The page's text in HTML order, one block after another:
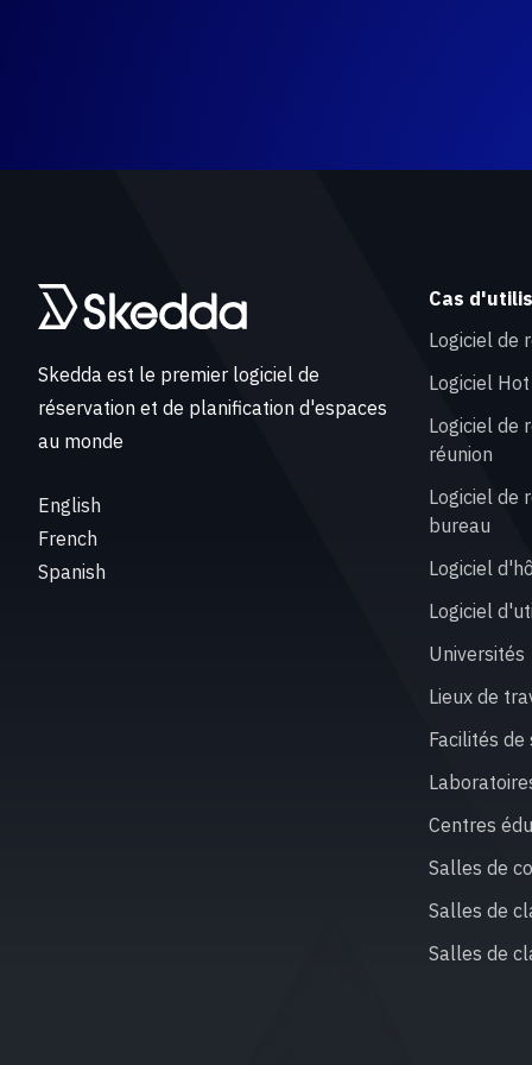
Skedda est le premier logiciel de
réservation et de planification d'espaces
au monde
English
French
Spanish
Cas
Logiciel de
Logiciel
Logiciel de
réunion
Logiciel de
bureau
Logiciel
Logiciel
Universités
Lieux de
Facilités
Centres
Salles de
Salles de
Salles de